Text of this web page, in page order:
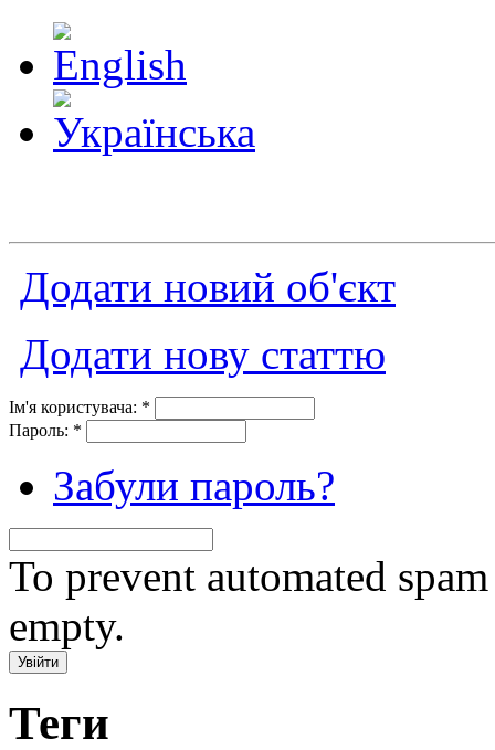
Додати новий об'єкт
Додати нову статтю
Ім'я користувача: *
Пароль: *
Забули пароль?
To prevent automated
empty.
Теги